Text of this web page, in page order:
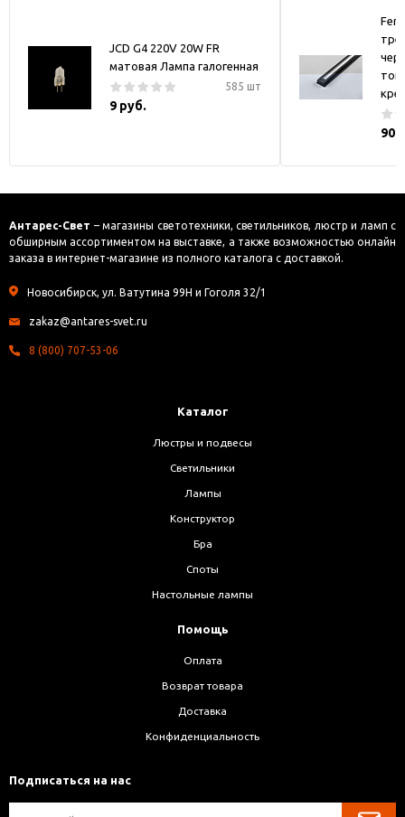
JCD G4 220V 20W FR
матовая Лампа галогенная
585 шт
9 руб.
Антарес-Свет – магазины светотехники, светильников, люстр и ламп с
обширным ассортиментом на выставке, а также возможностью онлайн
заказа в интернет-магазине из полного каталога с доставкой.
Новосибирск, ул. Ватутина 99Н и Гоголя 32/1
zakaz@antares-svet.ru
8 (800) 707-53-06
Каталог
Люстры и подвесы
Светильники
Лампы
Конструктор
Бра
Споты
Настольные лампы
Помощь
Оплата
Возврат товара
Доставка
Конфиденциальность
Подписаться на нас